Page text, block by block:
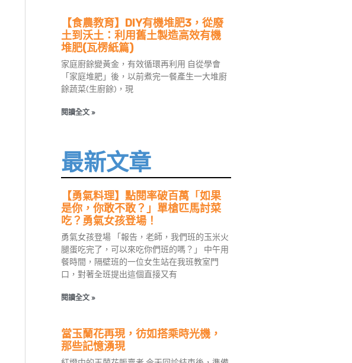
【食農教育】DIY有機堆肥3，從廢
土到沃土：利用舊土製造高效有機
堆肥(瓦楞紙篇)
家庭廚餘變黃金，有效循環再利用 自從學會
「家庭堆肥」後，以前煮完一餐產生一大堆廚
餘蔬菜(生廚餘)，現
閱讀全文 »
最新文章
【勇氣料理】點閱率破百萬「如果
是你，你敢不敢？」單槍匹馬討菜
吃？勇氣女孩登場！
勇氣女孩登場 「報告，老師，我們班的玉米火
腿蛋吃完了，可以來吃你們班的嗎？」 中午用
餐時間，隔壁班的一位女生站在我班教室門
口，對著全班提出這個直接又有
閱讀全文 »
當玉蘭花再現，彷如搭乘時光機，
那些記憶湧現